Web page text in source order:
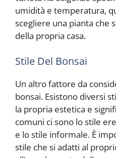
umidità e temperatura,
scegliere una pianta che
della propria casa.
Stile Del Bonsai
Un altro fattore da
bonsai. Esistono diversi
la propria estetica e
comuni ci sono lo stile
e lo stile informale. È
stile che si adatti al